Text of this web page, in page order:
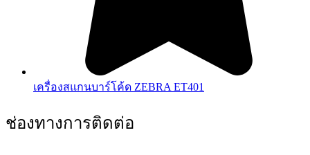
เครื่องสแกนบาร์โค้ด ZEBRA ET401
ช่องทางการติดต่อ